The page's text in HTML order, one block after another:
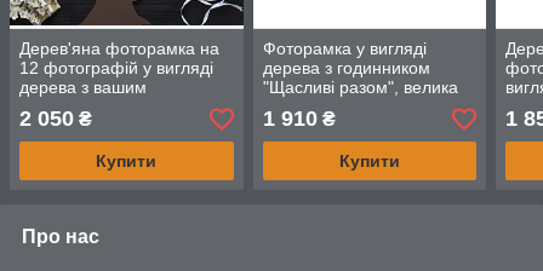
Дерев'яна фоторамка на
12 фотографій у вигляді
дерева з вашим
прізвищем. Метрове
дерево фоторамка
2 050 ₴
Купити
Фоторамка у вигляді
дерева з годинником
"Щасливі разом", велика
сімейна фоторамка з
прізвищем і з годинником
1 910₴
Купити
1
Про нас